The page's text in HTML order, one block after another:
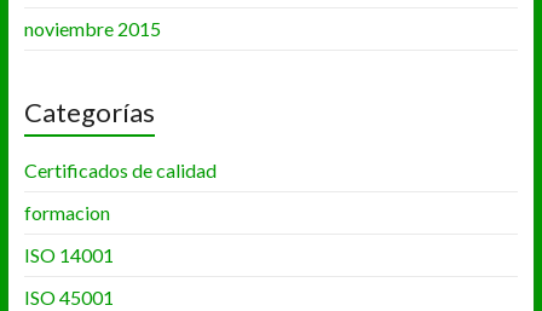
noviembre 2015
Categorías
Certificados de calidad
formacion
ISO 14001
ISO 45001